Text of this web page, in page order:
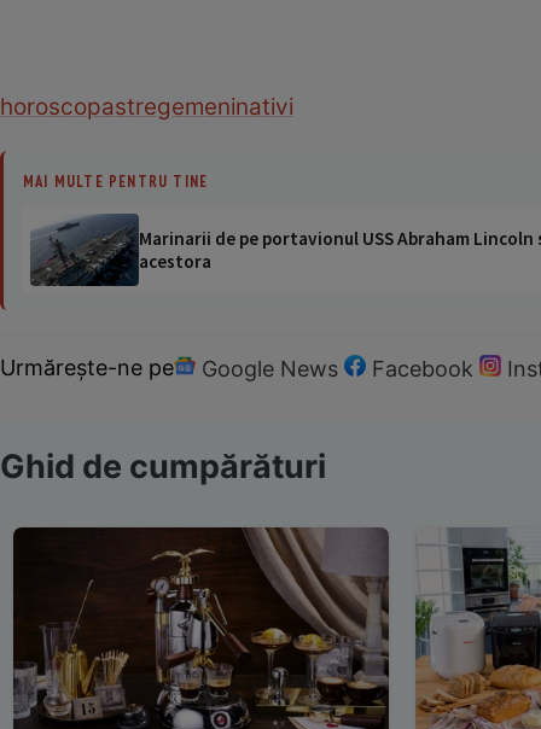
horoscopastregemeninativi
MAI MULTE PENTRU TINE
Marinarii de pe portavionul USS Abraham
acestora
Urmărește-ne pe Google News Facebook
Ghid de cumpărături